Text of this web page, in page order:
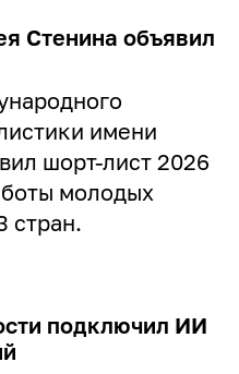
Стенина объявил
имени
шорт-лист 2026
молодых
стран.
подключил ИИ